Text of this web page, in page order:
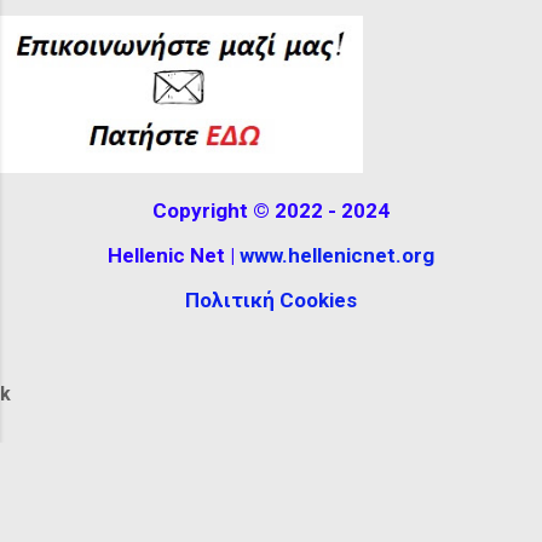
Australia. The reconstructio...
Copyright © 2022 - 2024
Hellenic Net | www.hellenicnet.org
Πολιτική Cookies
k